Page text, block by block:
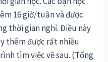
16 giờ/tuần và được
thời gian nghỉ. Điều này
thêm được rất nhiều
tìm việc về sau. (Tổng